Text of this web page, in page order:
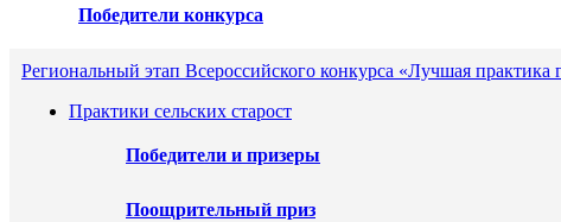
Победители конкурса
Региональный этап Всероссийского конкурса «Лучшая
Практики сельских старост
Победители и призеры
Поощрительный приз